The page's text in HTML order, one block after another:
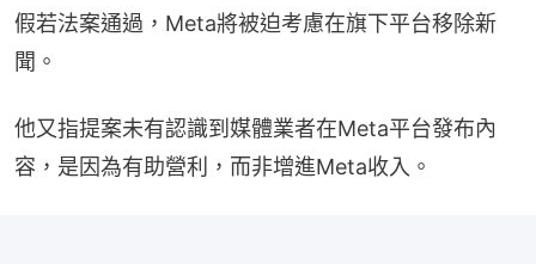
假若法案通過，Meta將被迫考慮在旗下平台移除新
聞。
他又指提案未有認識到媒體業者在Meta平台發布內
容，是因為有助營利，而非增進Meta收入。